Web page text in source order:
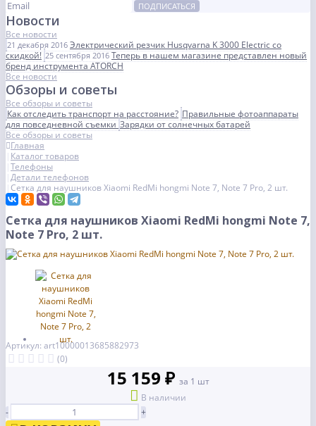
ПОДПИСАТЬСЯ
Новости
Все новости
21 декабря 2016 Электрический резчик Husqvarna K 3000 Electric со
скидкой! 25 сентября 2016 Теперь в нашем магазине представлен новый
бренд инструмента ATORCH
Все новости
Обзоры и советы
Все обзоры и советы
Как отследить транспорт на расстояние? Правильные фотоаппараты
для повседневной съемкиЗарядки от солнечных батарей
Все обзоры и советы
Главная
Каталог товаров
Телефоны
Детали телефонов
Сетка для наушников Xiaomi RedMi hongmi Note 7, Note 7 Pro, 2 шт.
Сетка для наушников Xiaomi RedMi hongmi Note 7,
Note 7 Pro, 2 шт.
Артикул: art10000013685882973
(0)
15 159 ₽ за 1 шт
В наличии
-
+